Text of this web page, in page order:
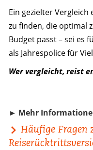
Ein gezielter
zu finden, die optimal
Budget passt – sei es
als Jahrespolice für
Wer vergleicht, reist
► Mehr
Häufige Fragen